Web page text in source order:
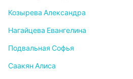
Козырева Александра
Нагайцева Евангелина
Подвальная Софья
Саакян Алиса